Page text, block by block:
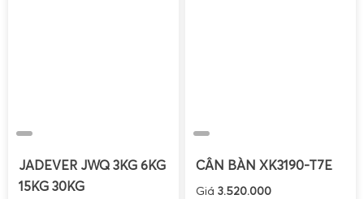
Lợi ích khi mua cân điện tử mini – cân tiểu li 100g
200g 300g 500g 1000g tại Cân Điện Tử Gia Phát
JADEVER JWQ 3KG 6KG
15KG 30KG
CÂN BÀN XK3190-T7E
Giá 3.520.000